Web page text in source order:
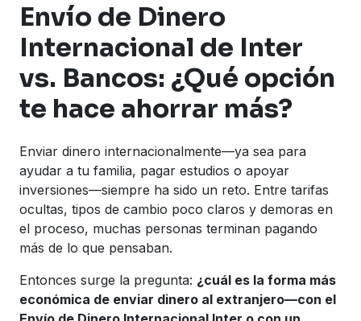
Envío de Dinero
Internacional de Inter
vs. Bancos: ¿Qué opción
te hace ahorrar más?
Enviar dinero internacionalmente—ya sea para
ayudar a tu familia, pagar estudios o apoyar
inversiones—siempre ha sido un reto. Entre tarifas
ocultas, tipos de cambio poco claros y demoras en
el proceso, muchas personas terminan pagando
más de lo que pensaban.
Entonces surge la pregunta: ¿cuál es la forma más
económica de enviar dinero al extranjero—con el